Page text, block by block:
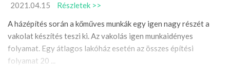
2021.04.15
Részletek >>
A házépítés során a kőműves munkák egy igen nagy részét a
vakolat készítés teszi ki. Az vakolás igen munkaidényes
folyamat. Egy átlagos lakóház esetén az összes építési
folyamat 20 ...